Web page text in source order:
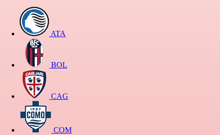
ATA
BOL
CAG
COM